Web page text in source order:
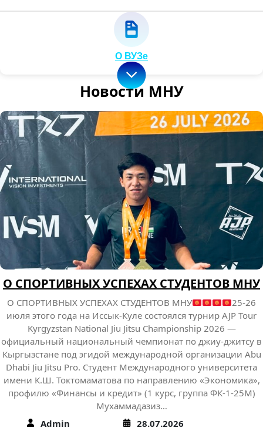
О ВУЗе
Новости МНУ
О СПОРТИВНЫХ УСПЕХАХ СТУДЕНТОВ МНУ
О СПОРТИВНЫХ УСПЕХАХ СТУДЕНТОВ МНУ
25-26
июля этого года на Иссык-Куле состоялся турнир AJP Tour
Kyrgyzstan National Jiu Jitsu Championship 2026 —
официальный национальный чемпионат по джиу-джитсу в
Кыргызстане под эгидой международной организации Abu
Dhabi Jiu Jitsu Pro. Студент Международного университета
имени К.Ш. Токтомаматова по направлению «Экономика»,
профилю «Финансы и кредит» (1 курс, группа ФК-1-25М)
Мухаммадазиз…
Admin
28.07.2026